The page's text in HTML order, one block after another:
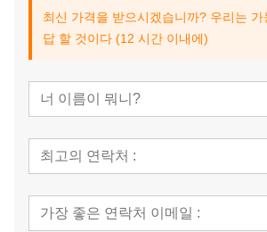
최신 가격을 받으시겠습니까? 우리는
답 할 것이다 (12 시간 이내에)